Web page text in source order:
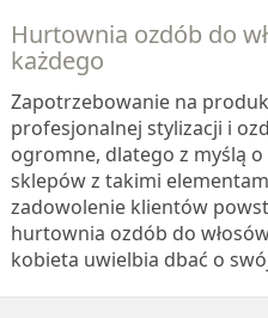
Hurtownia ozdób do
każdego
Zapotrzebowanie na
profesjonalnej stylizacji i
ogromne, dlatego z myślą
sklepów z takimi
zadowolenie klientów
hurtownia ozdób do
kobieta uwielbia dbać o